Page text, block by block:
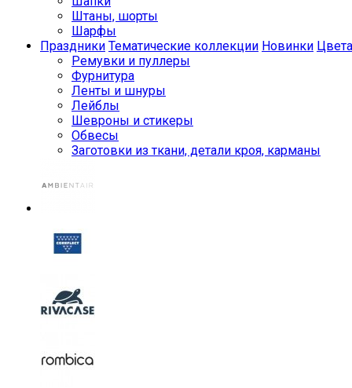
Штаны, шорты
Шарфы
Праздники Тематические коллекции Новинки Цвета
Ремувки и пуллеры
Фурнитура
Ленты и шнуры
Лейблы
Шевроны и стикеры
Обвесы
Заготовки из ткани, детали кроя, карманы